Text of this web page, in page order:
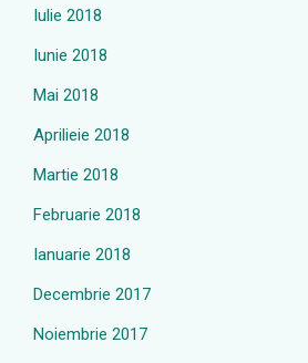
Iulie 2018
Iunie 2018
Mai 2018
Aprilieie 2018
Martie 2018
Februarie 2018
Ianuarie 2018
Decembrie 2017
Noiembrie 2017